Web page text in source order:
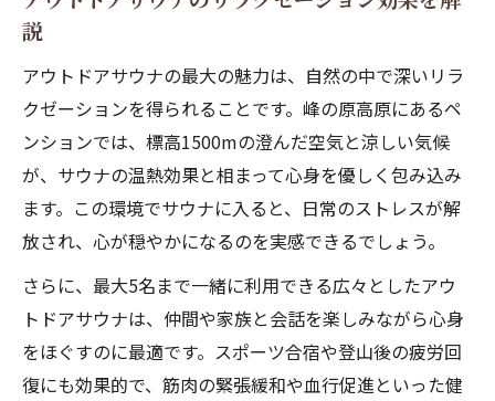
説
アウトドアサウナの最大の魅力は、自然の中で深いリラ
クゼーションを得られることです。峰の原高原にあるペ
ンションでは、標高1500mの澄んだ空気と涼しい気候
が、サウナの温熱効果と相まって心身を優しく包み込み
ます。この環境でサウナに入ると、日常のストレスが解
放され、心が穏やかになるのを実感できるでしょう。
さらに、最大5名まで一緒に利用できる広々としたアウ
トドアサウナは、仲間や家族と会話を楽しみながら心身
をほぐすのに最適です。スポーツ合宿や登山後の疲労回
復にも効果的で、筋肉の緊張緩和や血行促進といった健